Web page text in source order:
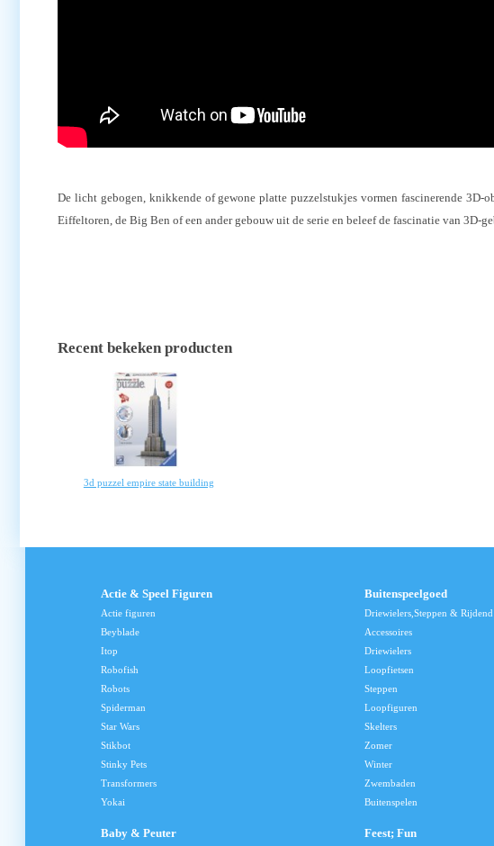
De licht gebogen, knikkende of gewone platte puzzelstukjes vormen fascinerende
Eiffeltoren, de Big Ben of een ander gebouw uit de serie en beleef de fascinatie van 3D-
Recent bekeken producten
3d puzzel empire state building
Actie & Speel Figuren
Actie figuren
Beyblade
Itop
Robofish
Robots
Spiderman
Star Wars
Stikbot
Stinky Pets
Transformers
Yokai
Baby & Peuter
Buitenspeelgoed
Driewielers,Steppen &
Accessoires
Driewielers
Loopfietsen
Steppen
Loopfiguren
Skelters
Zomer
Winter
Zwembaden
Buitenspelen
Feest; Fun